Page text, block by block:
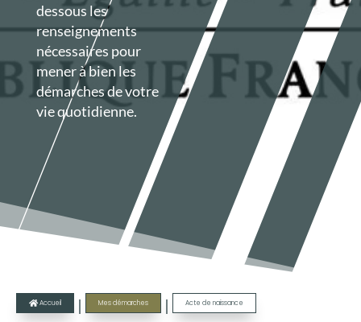
dessous les
renseignements
nécessaires pour
mener à bien les
démarches de votre
vie quotidienne.
 Accueil | Mes démarches | Acte de naissance